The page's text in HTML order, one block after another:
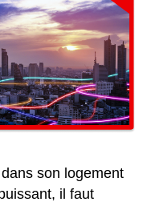
son logement
il faut